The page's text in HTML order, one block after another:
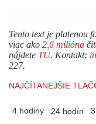
Tento text je platenou
viac ako 2,6 milióna
nájdete TU. Kontakt:
227.
NAJČÍTANEJŠIE
4 hodiny 24 hodín